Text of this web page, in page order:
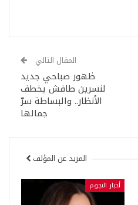
المقال التالي
ظهور صباحي جديد
لنسرين طافش يخطف
الأنظار.. والبساطة سرّ
جمالها
المزيد عن المؤلف
أخبار النجوم